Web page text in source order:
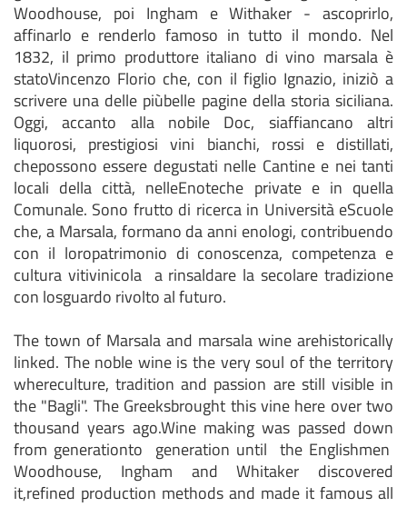
Woodhouse, poi Ingham e Withaker - ascoprirlo,
affinarlo e renderlo famoso in tutto il mondo. Nel
1832, il primo produttore italiano di vino marsala è
statoVincenzo Florio che, con il figlio Ignazio, iniziò a
scrivere una delle piùbelle pagine della storia siciliana.
Oggi, accanto alla nobile Doc, siaffiancano altri
liquorosi, prestigiosi vini bianchi, rossi e distillati,
chepossono essere degustati nelle Cantine e nei tanti
locali della città, nelleEnoteche private e in quella
Comunale. Sono frutto di ricerca in Università eScuole
che, a Marsala, formano da anni enologi, contribuendo
con il loropatrimonio di conoscenza, competenza e
cultura vitivinicola a rinsaldare la secolare tradizione
con losguardo rivolto al futuro.
The town of Marsala and marsala wine arehistorically
linked. The noble wine is the very soul of the territory
whereculture, tradition and passion are still visible in
the "Bagli". The Greeksbrought this vine here over two
thousand years ago.Wine making was passed down
from generationto generation until the Englishmen
Woodhouse, Ingham and Whitaker discovered
it,refined production methods and made it famous all